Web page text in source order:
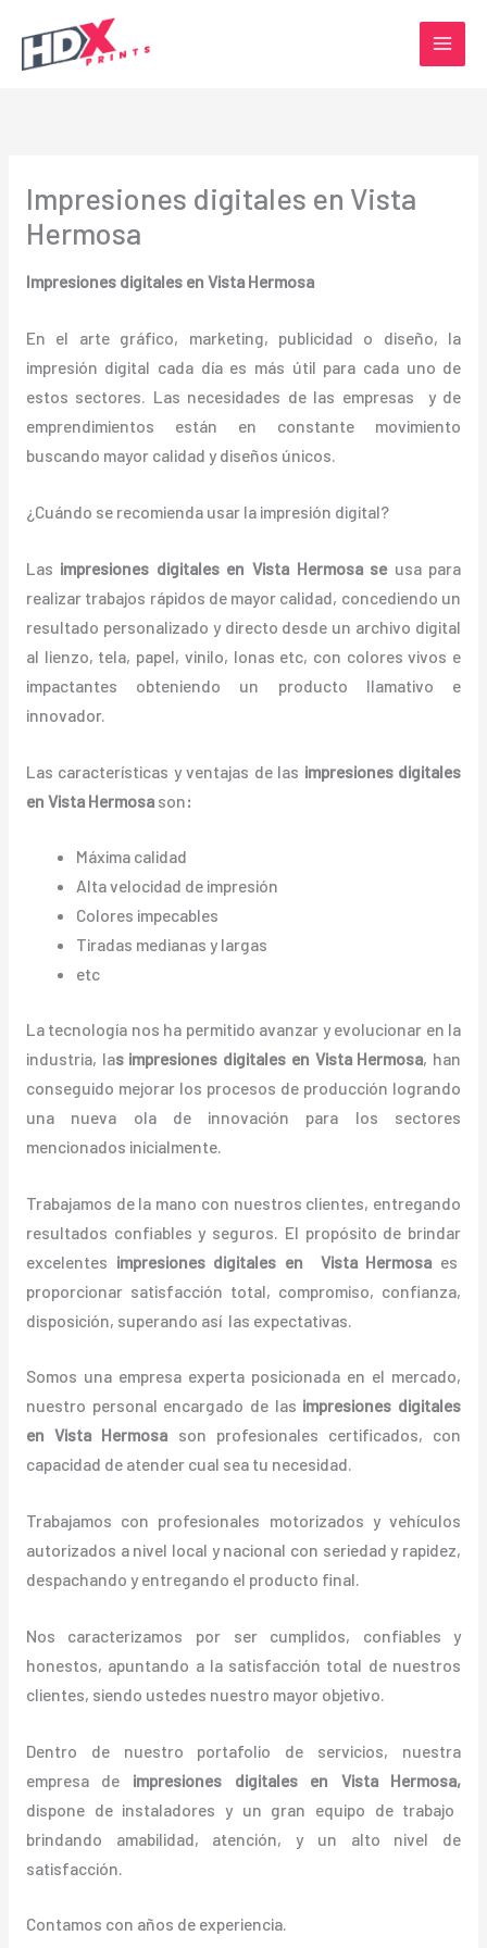
contenido
Impresiones digitales en Vista
Hermosa
Impresiones digitales en Vista Hermosa
En el arte gráfico, marketing, publicidad o diseño, la
impresión digital cada día es más útil para cada uno de
estos sectores. Las necesidades de las empresas y de
emprendimientos están en constante movimiento
buscando mayor calidad y diseños únicos.
¿Cuándo se recomienda usar la impresión digital?
Las impresiones digitales en Vista Hermosaseusa para
realizar trabajos rápidos de mayor calidad, concediendo un
resultado personalizado y directo desde un archivo digital
al lienzo, tela, papel, vinilo, lonas etc, con colores vivos e
impactantes obteniendo un producto llamativo e
innovador.
Las características y ventajas de las impresiones digitales
en Vista Hermosa son:
Máxima calidad
Alta velocidad de impresión
Colores impecables
Tiradas medianas y largas
etc
La tecnología nos ha permitido avanzar y evolucionar en la
industria, las impresiones digitales en Vista Hermosa, han
conseguido mejorar los procesos de producción logrando
una nueva ola de innovación para los sectores
mencionados inicialmente.
Trabajamos de la mano con nuestros clientes, entregando
resultados confiables y seguros. El propósito de brindar
excelentes impresiones digitales en Vista Hermosa es
proporcionar satisfacción total, compromiso, confianza,
disposición, superando así las expectativas.
Somos una empresa experta posicionada en el mercado,
nuestro personal encargado de las impresiones digitales
en Vista Hermosa son profesionales certificados, con
capacidad de atender cual sea tu necesidad.
Trabajamos con profesionales motorizados y vehículos
autorizados a nivel local y nacional con seriedad y rapidez,
despachando y entregando el producto final.
Nos caracterizamos por ser cumplidos, confiables y
honestos, apuntando a la satisfacción total de nuestros
clientes, siendo ustedes nuestro mayor objetivo.
Dentro de nuestro portafolio de servicios, nuestra
empresa de impresiones digitales en Vista Hermosa,
dispone de instaladores y un gran equipo de trabajo
brindando amabilidad, atención, y un alto nivel de
satisfacción.
Contamos con años de experiencia.